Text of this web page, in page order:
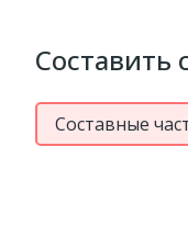
Составить
Составные